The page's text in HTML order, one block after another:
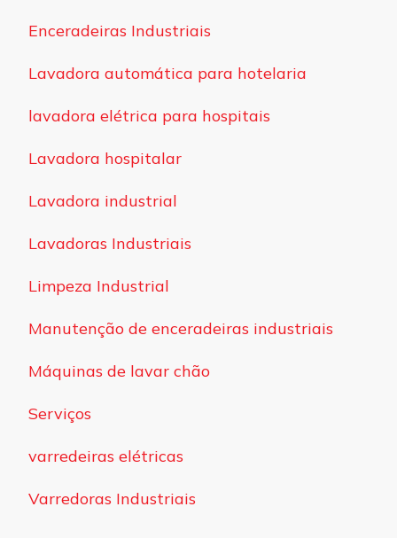
Enceradeiras Industriais
Lavadora automática para hotelaria
lavadora elétrica para hospitais
Lavadora hospitalar
Lavadora industrial
Lavadoras Industriais
Limpeza Industrial
Manutenção de enceradeiras industriais
Máquinas de lavar chão
Serviços
varredeiras elétricas
Varredoras Industriais